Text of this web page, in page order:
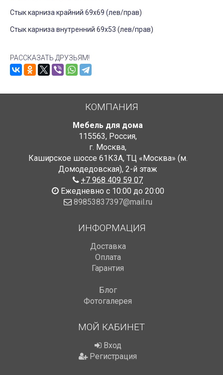
Стык карниза крайний 69х69 (лев/прав)
Стык карниза внутренний 69х53 (лев/прав)
РАССКАЗАТЬ ДРУЗЬЯМ!
КОМПАНИЯ
Мебель для дома
115563, Россия,
г. Москва,
Каширское шоссе 61К3А, ТЦ «Москва» (м.
Домодедовская), 2-й этаж
+7 968 409 59 07
Ежедневно с 10:00 до 20:00
89853837397@mail.ru
ИНФОРМАЦИЯ
Доставка
Оплата
Гарантия
Блог
Фотогалерея
МОЙ КАБИНЕТ
Вход
Регистрация